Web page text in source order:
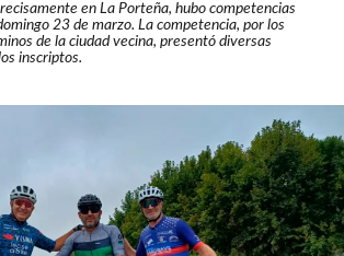
en La Porteña, hubo competencias
23 de marzo. La competencia, por los
de la ciudad vecina, presentó diversas
inscriptos.